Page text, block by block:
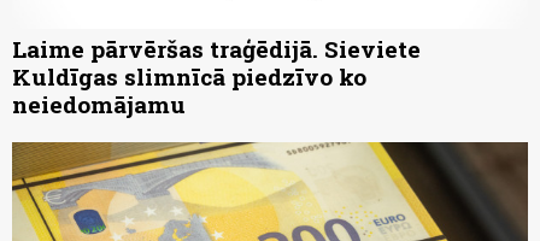
Laime pārvēršas traģēdijā. Sieviete
Kuldīgas slimnīcā piedzīvo ko
neiedomājamu